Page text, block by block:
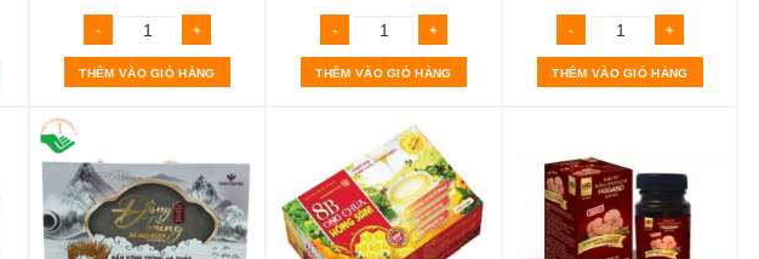
THÊM VÀO GIỎ HÀNG THÊM VÀO GIỎ HÀNG THÊM VÀO GIỎ HÀNG